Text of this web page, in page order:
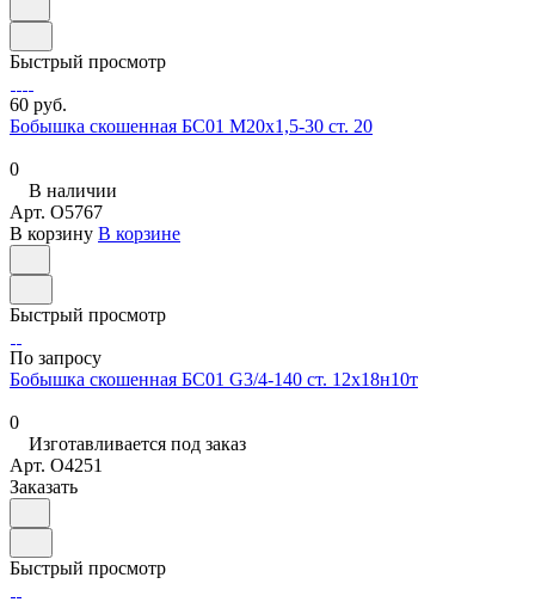
Быстрый просмотр
60 руб.
Бобышка скошенная БС01 М20х1,5-30 ст. 20
0
В наличии
Арт. O5767
В корзину В корзине
Быстрый просмотр
По запросу
Бобышка скошенная БС01 G3/4-140 ст. 12х18н10т
0
Изготавливается под заказ
Арт. O4251
Заказать
Быстрый просмотр